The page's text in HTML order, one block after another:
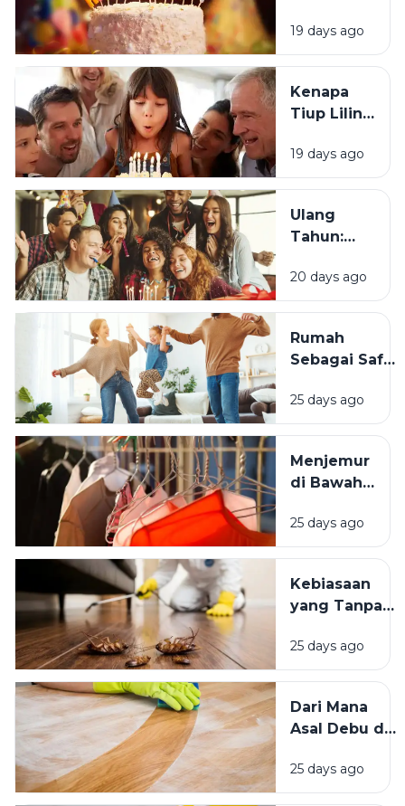
Tradisi Ini
Berawal?
19 days ago
Kenapa
Tiup Lilin
Tradisi
Saat Ulang
19 days ago
Ulang
Tahun:
Momen
Bertambah
Terasa
Istimewa?
20 days ago
Rumah
Sebagai Safe
Mengapa
Lingkungan
Tinggal yang
Bersih
Kesejahteraan
Kita?
25 days ago
Menjemur
di Bawah
atau Di
Tempat
Mana yang
Lebih
25 days ago
Kebiasaan
yang Tanpa
Mengundang
Kecoak,
Hama
Lainnya Ke
25 days ago
Dari Mana
Asal Debu di
Kenali
Penyebab
25 days ago